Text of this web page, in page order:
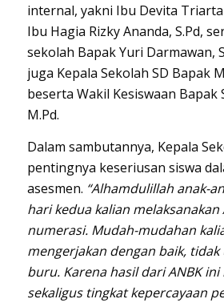
internal, yakni Ibu Devita
Ibu Hagia Rizky Ananda, S.Pd,
sekolah Bapak Yuri Darmawan,
juga Kepala Sekolah SD Bapak
beserta Wakil Kesiswaan Bapak
M.Pd.
Dalam sambutannya, Kepala
pentingnya keseriusan siswa
asesmen. “Alhamdulillah anak-
hari kedua kalian melaksanakan
numerasi. Mudah-mudahan
mengerjakan dengan baik,
buru. Karena hasil dari ANBK
sekaligus tingkat kepercayaan